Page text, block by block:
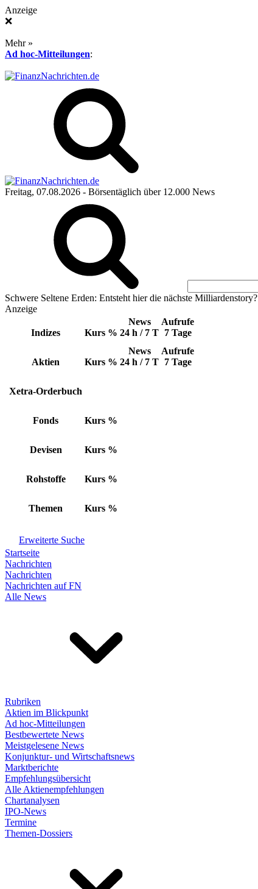
Anzeige
❌
Mehr »
Ad hoc-Mitteilungen:
Freitag, 07.08.2026 - Börsentäglich über 12.000 News
Schwere Seltene Erden: Entsteht hier die nächste Milliardenstory?
Anzeige
Indizes Kurs %
News
24 h / 7 T
Aufrufe
7 Tage
Aktien Kurs %
News
24 h / 7 T
Aufrufe
7 Tage
Xetra-Orderbuch
Fonds Kurs %
Devisen Kurs %
Rohstoffe Kurs %
Themen Kurs %
Erweiterte Suche
Startseite
Nachrichten
Nachrichten
Nachrichten auf FN
Alle News
Rubriken
Aktien im Blickpunkt
Ad hoc-Mitteilungen
Bestbewertete News
Meistgelesene News
Konjunktur- und Wirtschaftsnews
Marktberichte
Empfehlungsübersicht
Alle Aktienempfehlungen
Chartanalysen
IPO-News
Termine
Themen-Dossiers